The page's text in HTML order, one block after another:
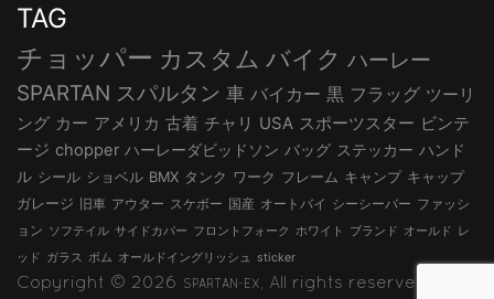
TAG
チョッパー カスタム バイク ハーレー
SPARTAN スパルタン 車 バイカー 黒 フラッグ ツーリ
ング カー アメリカ 古着 チャリ USA スポーツスター ビンテ
ージ chopper ハーレーダビッドソン バッグ ステッカー ハンド
ル シール ショベル BMX タンク ワーク フレーム キャンプ キャップ
ガレージ 旧車 アウター スケボー 国産 オートバイ シーシーバー ファッシ
ョン ソフテイル サイドカバー フロントフォーク ホワイト ブランド オールド レ
ッド ガラス ボム オールドイングリッシュ sticker
Copyright © 2026 SPARTAN-EX
, All rights reserved.